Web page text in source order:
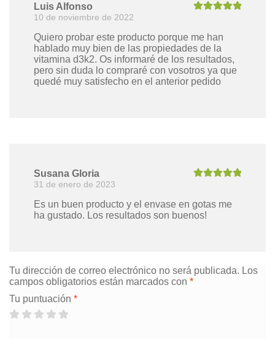
Luis Alfonso
10 de noviembre de 2022
Quiero probar este producto porque me han
hablado muy bien de las propiedades de la
vitamina d3k2. Os informaré de los resultados,
pero sin duda lo compraré con vosotros ya que
quedé muy satisfecho en el anterior pedido
Susana Gloria
31 de enero de 2023
Es un buen producto y el envase en gotas me
ha gustado. Los resultados son buenos!
Tu dirección de correo electrónico no será publicada. Los
campos obligatorios están marcados con *
Tu puntuación *